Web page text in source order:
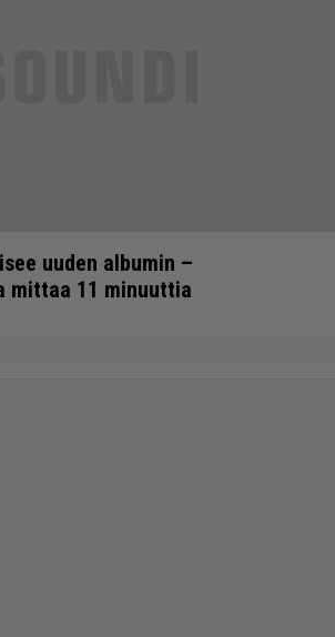
uuden albumin –
mittaa 11 minuuttia